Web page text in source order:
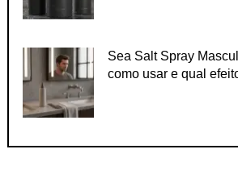
Sea Salt Spray
como usar e qual